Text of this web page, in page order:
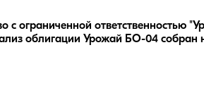
ответственностью
облигации Урожай БО-04 собран